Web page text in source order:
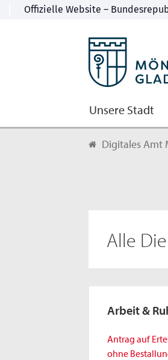
Unsere Stadt
Digitales Amt
Alle
Arbeit &
Antrag auf
ohne